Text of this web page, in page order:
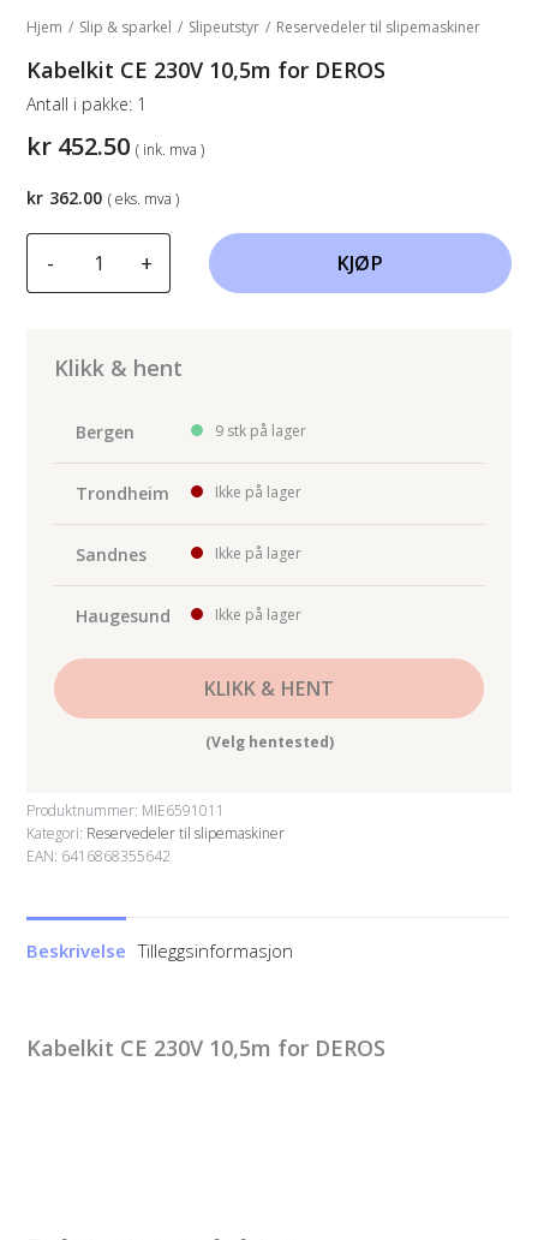
Hjem / Slip & sparkel / Slipeutstyr / Reservedeler til slipemaskiner
Kabelkit CE 230V 10,5m for DEROS
kr 452.50 ( ink. mva )
Antall i pakke: 1
- + KJØP
Klikk & hent
Bergen 9 stk på lager
Trondheim Ikke på lager
Sandnes Ikke på lager
Haugesund Ikke på lager
KLIKK & HENT
(Velg hentested)
Produktnummer: MIE6591011
Kategori: Reservedeler til slipemaskiner
EAN: 6416868355642
kr 362.00 ( eks. mva )
Beskrivelse Tilleggsinformasjon
Kabelkit CE 230V 10,5m for DEROS